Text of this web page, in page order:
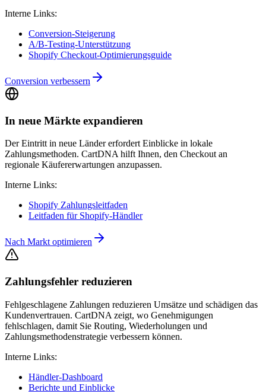
Interne Links:
Conversion-Steigerung
A/B-Testing-Unterstützung
Shopify Checkout-Optimierungsguide
Conversion verbessern
In neue Märkte expandieren
Der Eintritt in neue Länder erfordert Einblicke in lokale
Zahlungsmethoden. CartDNA hilft Ihnen, den Checkout an
regionale Käufererwartungen anzupassen.
Interne Links:
Shopify Zahlungsleitfaden
Leitfaden für Shopify-Händler
Nach Markt optimieren
Zahlungsfehler reduzieren
Fehlgeschlagene Zahlungen reduzieren Umsätze und schädigen das
Kundenvertrauen. CartDNA zeigt, wo Genehmigungen
fehlschlagen, damit Sie Routing, Wiederholungen und
Zahlungsmethodenstrategie verbessern können.
Interne Links:
Händler-Dashboard
Berichte und Einblicke